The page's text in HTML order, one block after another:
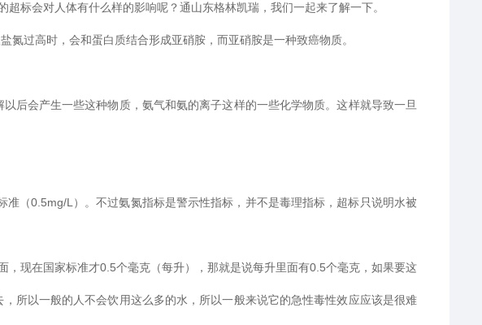
标会对人体有什么样的影响呢？通山东格林凯瑞，我们一起来了解一下。
过高时，会和蛋白质结合形成亚硝胺，而亚硝胺是一种致癌物质。
后会产生一些这种物质，氨气和氨的离子这样的一些化学物质。这样就导致一旦
（0.5mg/L）。不过氨氮指标是警示性指标，并不是毒理指标，超标只说明水被
现在国家标准才0.5个毫克（每升），那就是说每升里面有0.5个毫克，如果要这
所以一般的人不会饮用这么多的水，所以一般来说它的急性毒性效应应该是很难